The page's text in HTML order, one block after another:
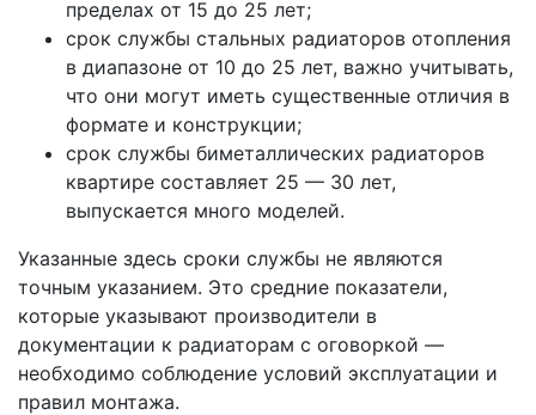
пределах от 15 до 25 лет;
срок службы стальных радиаторов отопления
в диапазоне от 10 до 25 лет, важно учитывать,
что они могут иметь существенные отличия в
формате и конструкции;
срок службы биметаллических радиаторов
квартире составляет 25 — 30 лет,
выпускается много моделей.
Указанные здесь сроки службы не являются
точным указанием. Это средние показатели,
которые указывают производители в
документации к радиаторам с оговоркой —
необходимо соблюдение условий эксплуатации и
правил монтажа.